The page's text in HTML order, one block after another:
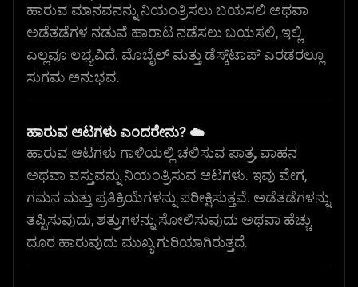
ಹಾರುವ ಮಾನವನನ್ನು ನಿಯಂತ್ರಿಸಲು ಬಯಸಲಿ ಅಥವಾ
ಅಡೆತಡೆಗಳ ನಡುವೆ ಹಾರಾಟ ನಡೆಸಲು ಬಯಸಲಿ, ಇಲ್ಲಿ
ಎಲ್ಲವೂ ಲಭ್ಯವಿದೆ. ಮೊಬೈಲ್ ಮತ್ತು ಡೆಸ್ಕ್‌ಟಾಪ್ ಎರಡರಲ್ಲೂ
ಸುಗಮ ಅನುಭವ.
ಹಾರುವ ಆಟಗಳು ಎಂದರೇನು? ☁️
ಹಾರುವ ಆಟಗಳು ಗಾಳಿಯಲ್ಲಿ ಚಲಿಸುವ ಪಾತ್ರ, ವಾಹನ
ಅಥವಾ ವಸ್ತುವನ್ನು ನಿಯಂತ್ರಿಸುವ ಆಟಗಳು. ಇವು ವೇಗ,
ಗಮನ ಮತ್ತು ಪ್ರತಿಕ್ರಿಯೆಗಳನ್ನು ಪರೀಕ್ಷಿಸುತ್ತವೆ. ಅಡೆತಡೆಗಳನ್ನು
ತಪ್ಪಿಸುವುದು, ಶತ್ರುಗಳನ್ನು ಸೋಲಿಸುವುದು ಅಥವಾ ಹೆಚ್ಚು
ದೂರ ಹಾರುವುದು ಮುಖ್ಯ ಗುರಿಯಾಗಿರುತ್ತದೆ.